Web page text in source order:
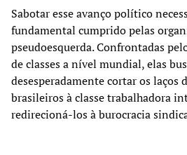
Sabotar esse avanço político
fundamental cumprido pelas
pseudoesquerda. Confrontadas
de classes a nível mundial, elas
desesperadamente cortar os laços
brasileiros à classe trabalhadora
redirecioná-los à burocracia